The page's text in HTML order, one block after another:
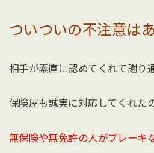
ついついの不注意は
相手が素直に認めてくれて謝り
保険屋も誠実に対応してくれた
無保険や無免許の人がブレーキ